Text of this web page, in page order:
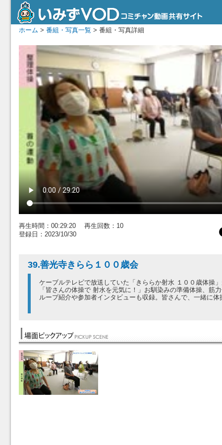
ホーム > 番組・写真一覧 > 番組・写真詳細
再生時間：00:29:20 再生回数：10
登録日：2023/10/30
39.善光寺きらら１００歳会
ケーブルテレビで放送していた「きららか射水 １００歳体操
「皆さんの体操で 射水を元気に！」お馴染みの準備体操、筋
ループ紹介や参加者インタビューも収録。皆さんで、一緒に体